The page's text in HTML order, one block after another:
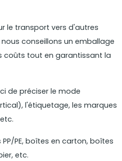
le transport vers d'autres
conseillons un emballage
coûts tout en garantissant la
de préciser le mode
l'étiquetage, les marques
PE, boîtes en carton, boîtes
etc.